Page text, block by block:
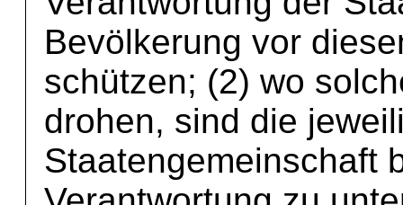
Bevölkerung vor
schützen; (2) wo
drohen, sind die
Staatengemeinschaft